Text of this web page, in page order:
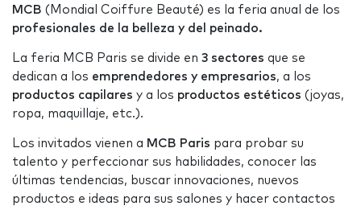
MCB (Mondial Coiffure Beauté) es la feria anual de los
profesionales de la belleza y del peinado.
La feria MCB Paris se divide en 3 sectores que se
dedican a los emprendedores y empresarios, a los
productos capilares y a los productos estéticos (joyas,
ropa, maquillaje, etc.).
Los invitados vienen a MCB Paris para probar su
talento y perfeccionar sus habilidades, conocer las
últimas tendencias, buscar innovaciones, nuevos
productos e ideas para sus salones y hacer contactos